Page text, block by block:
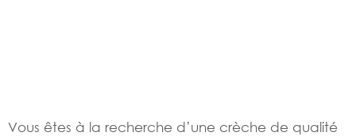
Vous êtes à la recherche d’une crèche de qualité